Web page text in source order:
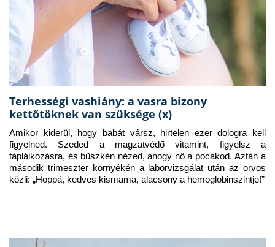
Terhességi vashiány: a vasra bizony
kettőtöknek van szüksége (x)
Amikor kiderül, hogy babát vársz, hirtelen ezer dologra kell
figyelned. Szeded a magzatvédő vitamint, figyelsz a
táplálkozásra, és büszkén nézed, ahogy nő a pocakod. Aztán a
második trimeszter környékén a laborvizsgálat után az orvos
közli: „Hoppá, kedves kismama, alacsony a hemoglobinszintje!”